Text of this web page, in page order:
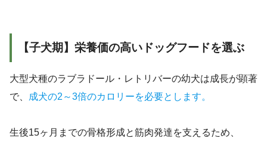
【子犬期】栄養価の高いドッグフードを選ぶ
大型犬種のラブラドール・レトリバーの幼犬は成長が顕著
で、
成犬の2～3倍のカロリーを必要とします。
生後15ヶ月までの骨格形成と筋肉発達を支えるため、